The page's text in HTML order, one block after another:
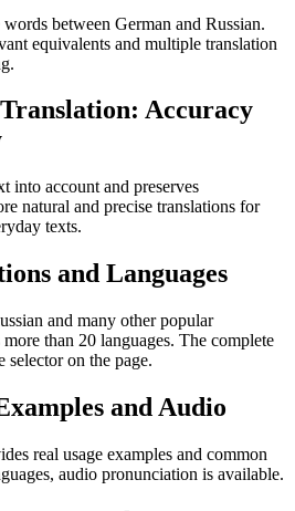
between German and Russian.
equivalents and multiple translation
Accuracy
into account and preserves
natural and precise translations for
texts.
and Languages
and many other popular
than 20 languages. The complete
selector on the page.
and Audio
real usage examples and common
audio pronunciation is available.